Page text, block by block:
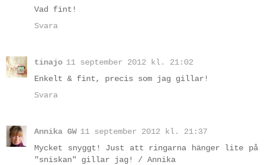
Vad fint!
Svara
tinajo 11 september 2012 kl. 21:02
Enkelt & fint, precis som jag gillar!
Svara
Annika GW 11 september 2012 kl. 21:37
Mycket snyggt! Just att ringarna hänger lite på
"sniskan" gillar jag! / Annika